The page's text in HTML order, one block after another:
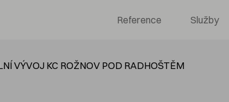
Reference Služby
VÝVOJ KC ROŽNOV POD RADHOŠTĚM